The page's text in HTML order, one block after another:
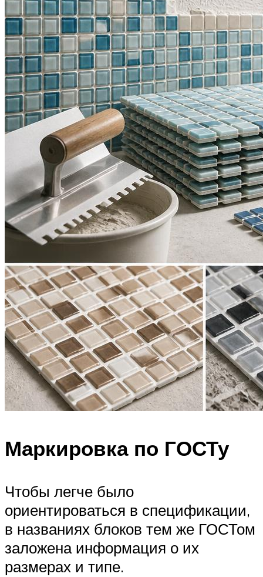
Маркировка по ГОСТу
Чтобы легче было
ориентироваться в спецификации,
в названиях блоков тем же ГОСТом
заложена информация о их
размерах и типе.